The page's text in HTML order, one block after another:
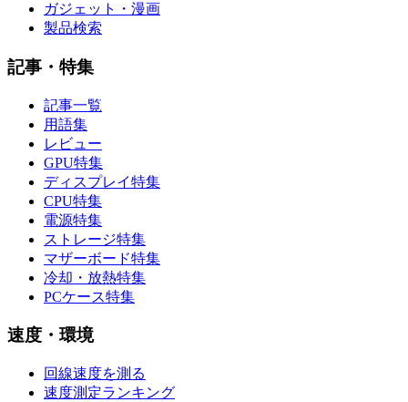
ガジェット・漫画
製品検索
記事・特集
記事一覧
用語集
レビュー
GPU特集
ディスプレイ特集
CPU特集
電源特集
ストレージ特集
マザーボード特集
冷却・放熱特集
PCケース特集
速度・環境
回線速度を測る
速度測定ランキング